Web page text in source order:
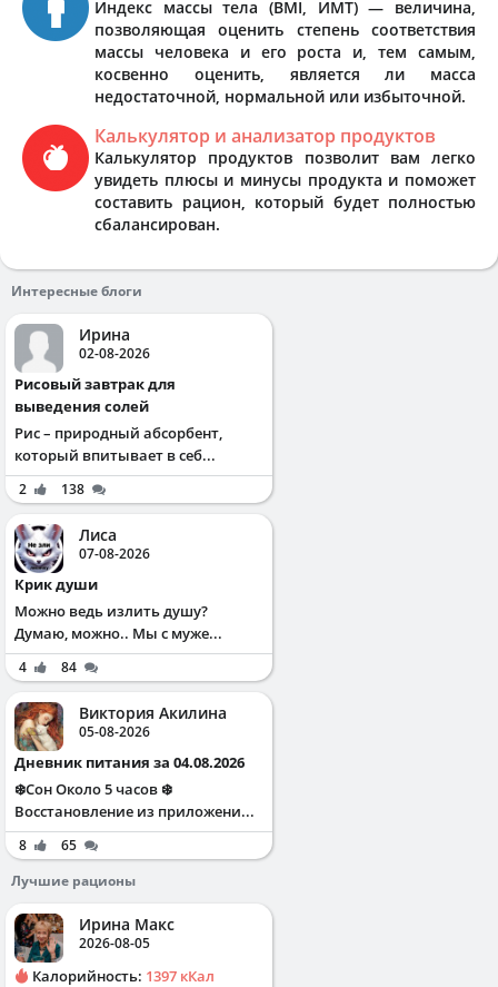
Индекс массы тела (BMI, ИМТ) — величина,
позволяющая оценить степень соответствия
массы человека и его роста и, тем самым,
косвенно оценить, является ли масса
недостаточной, нормальной или избыточной.
Калькулятор и анализатор продуктов
Калькулятор продуктов позволит вам легко
увидеть плюсы и минусы продукта и поможет
составить рацион, который будет полностью
сбалансирован.
Интересные блоги
Ирина
02-08-2026
Рисовый завтрак для
выведения солей
Рис – природный абсорбент,
который впитывает в себ...
2 138
Лиса
07-08-2026
Крик души
Можно ведь излить душу?
Думаю, можно.. Мы с муже...
4 84
Виктория Акилина
05-08-2026
Дневник питания за 04.08.2026
❄️Сон Около 5 часов ❄️
Восстановление из приложени...
8
65
Лучшие рационы
Ирина Макс
2026-08-05
Калорийность: 1397 кКал